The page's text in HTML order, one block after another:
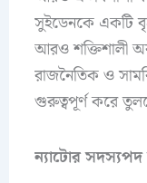
সুইডেনকে একটি
আরও শক্তিশালী
রাজনৈতিক ও
গুরুত্বপূর্ণ করে
ন্যাটোর সদস্যপদ